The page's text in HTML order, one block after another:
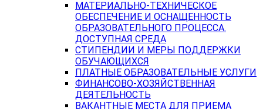
МАТЕРИАЛЬНО-ТЕХНИЧЕСКОЕ
ОБЕСПЕЧЕНИЕ И ОСНАЩЕННОСТЬ
ОБРАЗОВАТЕЛЬНОГО ПРОЦЕССА.
ДОСТУПНАЯ СРЕДА
СТИПЕНДИИ И МЕРЫ ПОДДЕРЖКИ
ОБУЧАЮЩИХСЯ
ПЛАТНЫЕ ОБРАЗОВАТЕЛЬНЫЕ УСЛУГИ
ФИНАНСОВО-ХОЗЯЙСТВЕННАЯ
ДЕЯТЕЛЬНОСТЬ
ВАКАНТНЫЕ МЕСТА ДЛЯ ПРИЕМА